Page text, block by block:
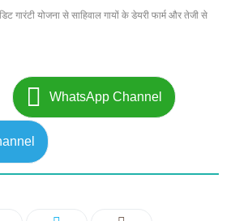
गारंटी योजना से साहिवाल गायों के डेयरी फार्म और तेजी से
WhatsApp Channel